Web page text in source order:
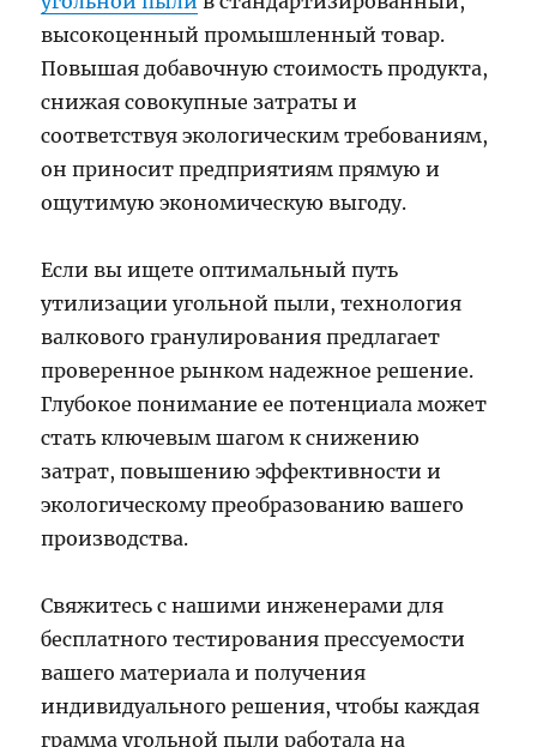
высокоценный промышленный товар.
Повышая добавочную стоимость продукта,
снижая совокупные затраты и
соответствуя экологическим требованиям,
он приносит предприятиям прямую и
ощутимую экономическую выгоду.
Если вы ищете оптимальный путь
утилизации угольной пыли, технология
валкового гранулирования предлагает
проверенное рынком надежное решение.
Глубокое понимание ее потенциала может
стать ключевым шагом к снижению
затрат, повышению эффективности и
экологическому преобразованию вашего
производства.
Свяжитесь с нашими инженерами для
бесплатного тестирования прессуемости
вашего материала и получения
индивидуального решения, чтобы каждая
грамма угольной пыли работала на